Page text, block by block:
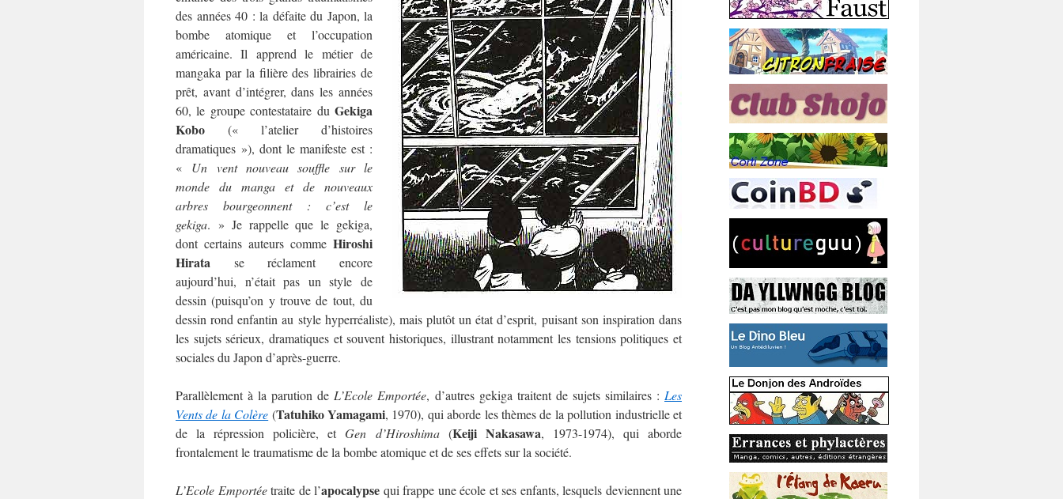
des années 40 : la défaite du Japon, la
bombe atomique et l’occupation
américaine. Il apprend le métier de
mangaka par la filière des librairies de
prêt, avant d’intégrer, dans les années
60, le groupe contestataire du Gekiga
Kobo (« l’atelier d’histoires
dramatiques »), dont le manifeste est :
« Un vent nouveau souffle sur le
monde du manga et de nouveaux
arbres bourgeonnent : c’est le
gekiga. » Je rappelle que le gekiga,
dont certains auteurs comme Hiroshi
Hirata se réclament encore
aujourd’hui, n’était pas un style de
dessin (puisqu’on y trouve de tout, du
dessin rond enfantin au style hyperréaliste), mais plutôt un état d’esprit, puisant son inspiration dans
les sujets sérieux, dramatiques et souvent historiques, illustrant notamment les tensions politiques et
sociales du Japon d’après-guerre.
Parallèlement à la parution de L’Ecole Emportée, d’autres gekiga traitent de sujets similaires : Les
Vents de la Colère (Tatuhiko Yamagami, 1970), qui aborde les thèmes de la pollution industrielle et
de la répression policière, etGen d’Hiroshima(Keiji Nakasawa, 1973-1974), qui aborde
frontalement le traumatisme de la bombe atomique et de ses effets sur la société.
L’Ecole Emportéetraite de l’apocalypse qui frappe une école et ses enfants, lesquels deviennent une